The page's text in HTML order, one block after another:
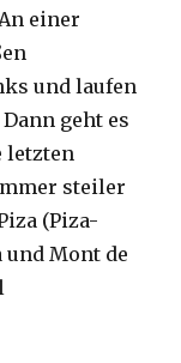
einer
und laufen
geht es
letzten
steiler
(Piza-
und Mont de